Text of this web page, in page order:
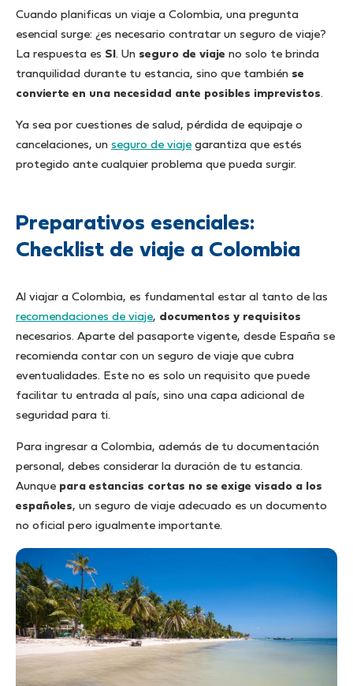
Cuando planificas un viaje a Colombia, una pregunta
esencial surge: ¿es necesario contratar un seguro de viaje?
La respuesta es SI . Un seguro de viaje no solo te brinda
tranquilidad durante tu estancia, sino que también se
convierte en una necesidad ante posibles imprevistos.
Ya sea por cuestiones de salud, pérdida de equipaje o
cancelaciones, un seguro de viaje garantiza que estés
protegido ante cualquier problema que pueda surgir.
Preparativos esenciales:
Checklist de viaje a Colombia
Al viajar a Colombia, es fundamental estar al tanto de las
recomendaciones de viaje, documentos y requisitos
necesarios. Aparte del pasaporte vigente, desde España se
recomienda contar con un seguro de viaje que cubra
eventualidades. Este no es solo un requisito que puede
facilitar tu entrada al país, sino una capa adicional de
seguridad para ti.
Para ingresar a Colombia, además de tu documentación
personal, debes considerar la duración de tu estancia.
Aunque para estancias cortas no se exige visado a los
españoles, un seguro de viaje adecuado es un documento
no oficial pero igualmente importante.